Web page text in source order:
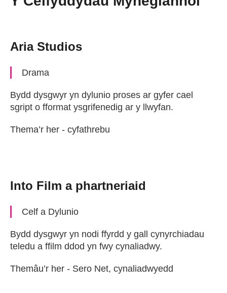
Aria Studios
Drama
Bydd dysgwyr yn dylunio proses ar gyfer cael
sgript o fformat ysgrifenedig ar y llwyfan.
Thema’r her - cyfathrebu
Into Film a phartneriaid
Celf a Dylunio
Bydd dysgwyr yn nodi ffyrdd y gall cynyrchiadau
teledu a ffilm ddod yn fwy cynaliadwy.
Themâu’r her - Sero Net, cynaliadwyedd